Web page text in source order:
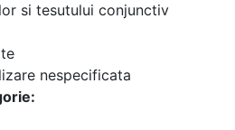
si tesutului conjunctiv
nespecificata